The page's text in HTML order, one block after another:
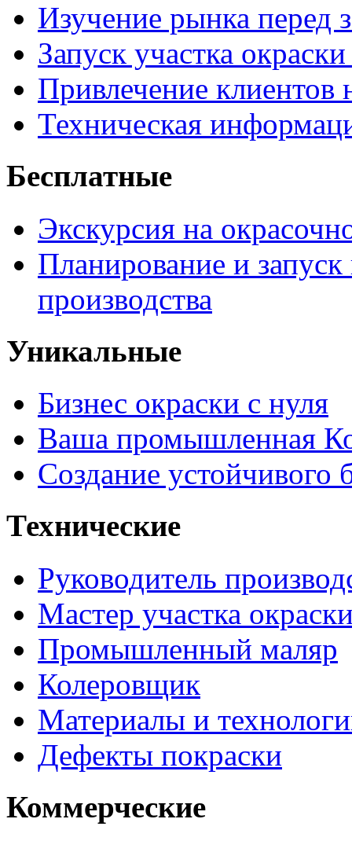
Изучение рынка перед
Запуск участка
Привлечение клиентов
Техническая
Бесплатные
Экскурсия на
Планирование и
производства
Уникальные
Бизнес окраски с нуля
Ваша промышленная
Создание устойчивого
Технические
Руководитель
Мастер участка
Промышленный маляр
Колеровщик
Материалы и
Дефекты покраски
Коммерческие